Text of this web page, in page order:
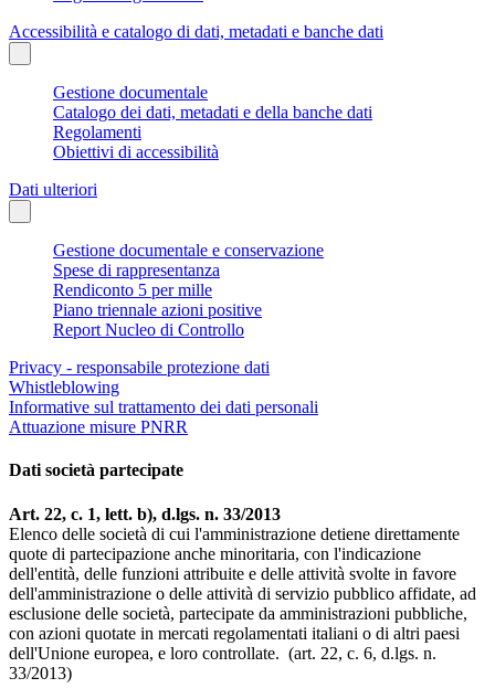
Accessibilità e catalogo di dati, metadati e banche dati
Gestione documentale
Catalogo dei dati, metadati e della banche dati
Regolamenti
Obiettivi di accessibilità
Dati ulteriori
Gestione documentale e conservazione
Spese di rappresentanza
Rendiconto 5 per mille
Piano triennale azioni positive
Report Nucleo di Controllo
Privacy - responsabile protezione dati
Whistleblowing
Informative sul trattamento dei dati personali
Attuazione misure PNRR
Dati società partecipate
Art. 22, c. 1, lett. b), d.lgs. n. 33/2013
Elenco delle società di cui l'amministrazione detiene direttamente
quote di partecipazione anche minoritaria, con l'indicazione
dell'entità, delle funzioni attribuite e delle attività svolte in favore
dell'amministrazione o delle attività di servizio pubblico affidate, ad
esclusione delle società, partecipate da amministrazioni pubbliche,
con azioni quotate in mercati regolamentati italiani o di altri paesi
dell'Unione europea, e loro controllate. (art. 22, c. 6, d.lgs. n.
33/2013)